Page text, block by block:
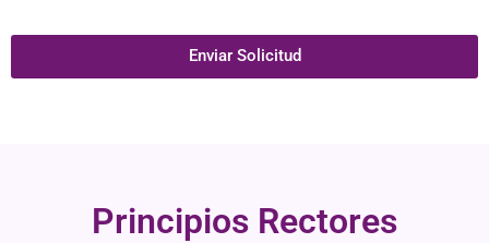
Enviar Solicitud
Principios Rectores